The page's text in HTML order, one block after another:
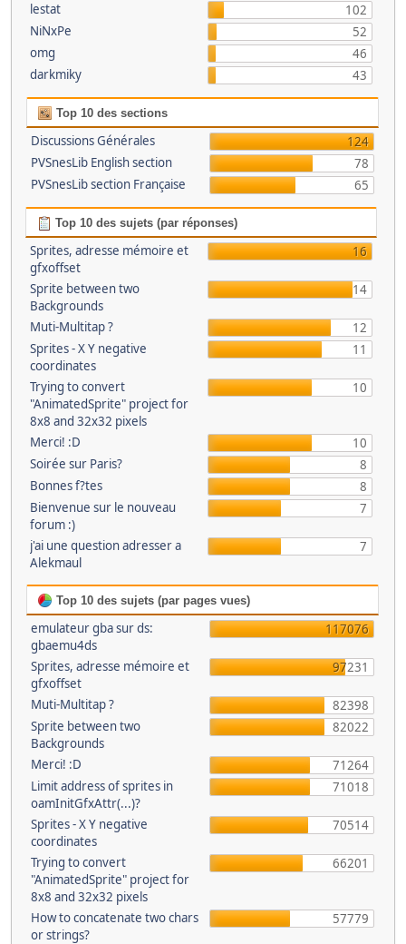
lestat
102
NiNxPe
52
omg
46
darkmiky
43
Top 10 des sections
Discussions Générales
124
PVSnesLib English section
78
PVSnesLib section Française
65
Top 10 des sujets (par réponses)
Sprites, adresse mémoire et
gfxoffset
16
Sprite between two
Backgrounds
14
Muti-Multitap ?
12
Sprites - X Y negative
coordinates
11
Trying to convert
"AnimatedSprite" project for
8x8 and 32x32 pixels
10
Merci! :D
10
Soirée sur Paris?
8
Bonnes f?tes
8
Bienvenue sur le nouveau
forum :)
7
j'ai une question adresser a
Alekmaul
7
Top 10 des sujets (par pages vues)
emulateur gba sur ds:
gbaemu4ds
117076
Sprites, adresse mémoire et
gfxoffset
97231
Muti-Multitap ?
82398
Sprite between two
Backgrounds
82022
Merci! :D
71264
Limit address of sprites in
oamInitGfxAttr(...)?
71018
Sprites - X Y negative
coordinates
70514
Trying to convert
"AnimatedSprite" project for
8x8 and 32x32 pixels
66201
How to concatenate two chars
or strings?
57779